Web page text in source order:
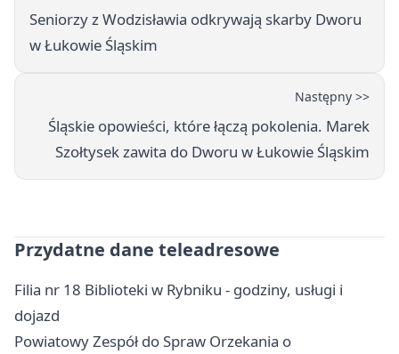
Seniorzy z Wodzisławia odkrywają skarby Dworu
w Łukowie Śląskim
Następny >>
Śląskie opowieści, które łączą pokolenia. Marek
Szołtysek zawita do Dworu w Łukowie Śląskim
Przydatne dane teleadresowe
Filia nr 18 Biblioteki w Rybniku - godziny, usługi i
dojazd
Powiatowy Zespół do Spraw Orzekania o